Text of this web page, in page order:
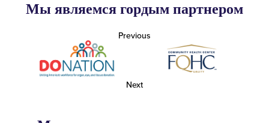
Мы являемся гордым партнером
Previous
Next